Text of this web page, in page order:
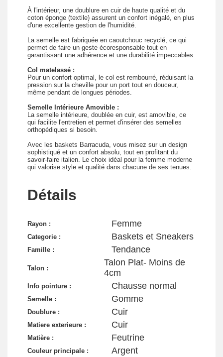
À l'intérieur, une doublure en cuir de haute qualité et du
coton éponge (textile) assurent un confort inégalé, en plus
d'une excellente gestion de l'humidité.
La semelle est fabriquée en caoutchouc recyclé, ce qui
permet de faire un geste écoresponsable tout en
garantissant une adhérence et une durabilité impeccables.
Col matelassé :
Pour un confort optimal, le col est rembourré, réduisant la
pression sur la cheville pour un port tout en douceur,
même pendant de longues périodes.
Semelle Intérieure Amovible :
La semelle intérieure, doublée en cuir, est amovible, ce
qui facilite l'entretien et permet d'insérer des semelles
orthopédiques si besoin.
Avec les baskets Barracuda, vous misez sur un design
sophistiqué et un confort absolu, tout en profitant du
savoir-faire italien. Le choix idéal pour la femme moderne
qui valorise style et qualité dans chacune de ses tenues.
Détails
Rayon : Femme
Categorie : Baskets et Sneakers
Famille : Tendance
Talon :
Talon Plat- Moins de
4cm
Info pointure : Chausse normal
Semelle : Gomme
Doublure : Cuir
Matiere exterieure : Cuir
Matière : Feutrine
Couleur principale : Argent